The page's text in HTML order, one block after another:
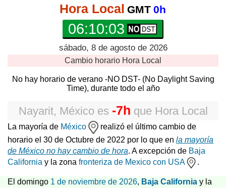
Hora Local GMT 0h
06:10:03
sábado, 8 de agosto de 2026
Cambio horario Hora Local
No hay horario de verano -NO DST- (No Daylight Saving
Time), durante todo el año
Nayarit, México es -7h que Hora Local
La mayoría de México
realizó el último cambio de
horario el 30 de Octubre de 2022 por lo que en la mayoría
de México no hay cambio de hora. A excepción de Baja
California y la zona fronteriza de Mexico con USA .
El domingo 1 de noviembre de 2026, Baja California y la